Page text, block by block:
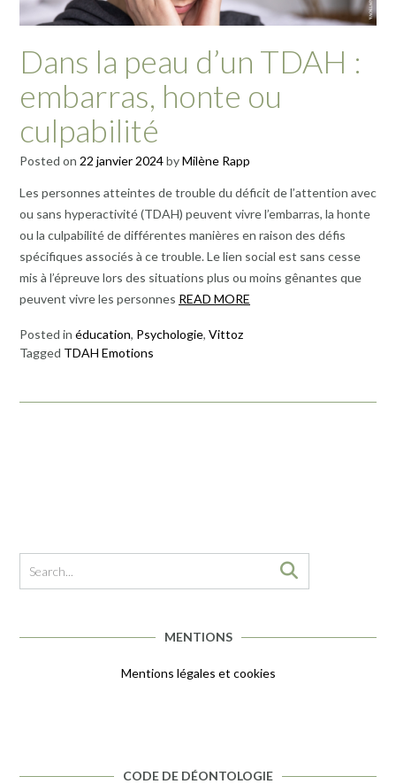
Dans la peau d’un TDAH :
embarras, honte ou
culpabilité
Posted on 22 janvier 2024byMilène Rapp
Les personnes atteintes de trouble du déficit de l’attention avec
ou sans hyperactivité (TDAH) peuvent vivre l’embarras, la honte
ou la culpabilité de différentes manières en raison des défis
spécifiques associés à ce trouble. Le lien social est sans cesse
mis à l’épreuve lors des situations plus ou moins gênantes que
peuvent vivre les personnes READ MORE
Posted in éducation, Psychologie, Vittoz
Tagged TDAH Emotions
MENTIONS
Mentions légales et cookies
CODE DE DÉONTOLOGIE